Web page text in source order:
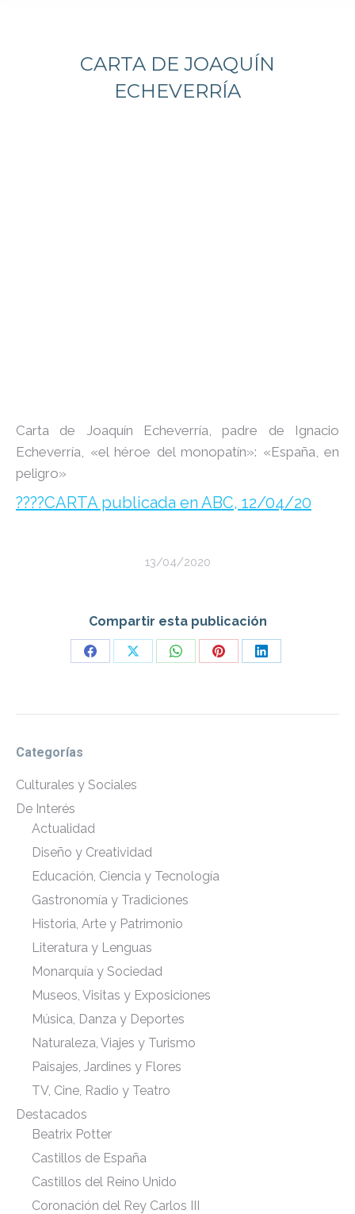
CARTA DE JOAQUÍN
ECHEVERRÍA
Estás aquí:
Carta de Joaquín Echeverría, padre de Ignacio
Echeverría, «el héroe del monopatín»: «España, en
peligro»
????CARTA publicada en ABC, 12/04/20
13/04/2020
Compartir esta publicación
Share
Share
Share
Share
Share
Categorías
Culturales y Sociales
De Interés
Actualidad
Diseño y Creatividad
Educación, Ciencia y Tecnología
Gastronomía y Tradiciones
Historia, Arte y Patrimonio
Literatura y Lenguas
Monarquía y Sociedad
Museos, Visitas y Exposiciones
Música, Danza y Deportes
Naturaleza, Viajes y Turismo
Paisajes, Jardines y Flores
TV, Cine, Radio y Teatro
Destacados
Beatrix Potter
Castillos de España
Castillos del Reino Unido
Coronación del Rey Carlos III